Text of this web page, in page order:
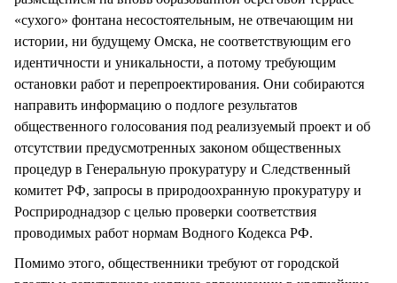
«сухого» фонтана несостоятельным, не отвечающим ни
истории, ни будущему Омска, не соответствующим его
идентичности и уникальности, а потому требующим
остановки работ и перепроектирования. Они собираются
направить информацию о подлоге результатов
общественного голосования под реализуемый проект и об
отсутствии предусмотренных законом общественных
процедур в Генеральную прокуратуру и Следственный
комитет РФ, запросы в природоохранную прокуратуру и
Росприроднадзор с целью проверки соответствия
проводимых работ нормам Водного Кодекса РФ.
Помимо этого, общественники требуют от городской